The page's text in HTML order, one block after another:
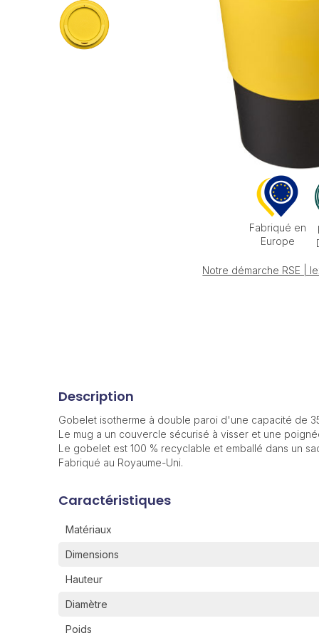
Fabriqué en
Europe
Notre démarche RSE |
Description
Gobelet isotherme à double paroi d'une capacité de
Le mug a un couvercle sécurisé à visser et une
Le gobelet est 100 % recyclable et emballé dans un
Fabriqué au Royaume-Uni.
Caractéristiques
Matériaux
Dimensions
Hauteur
Diamètre
Poids